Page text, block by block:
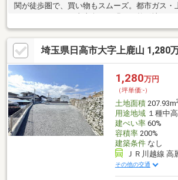
関が徒歩圏で、買い物もスムーズ。都市ガス・
家事動線や収納重視の住まいを実現できます。
埼玉県日高市大字上鹿山 1,280
1,280万円
（坪単価:-）
土地面積207.93m2
用途地域１種中高
建ぺい率60%
容積率200%
建築条件なし
ＪＲ川越線 高
その他の交通